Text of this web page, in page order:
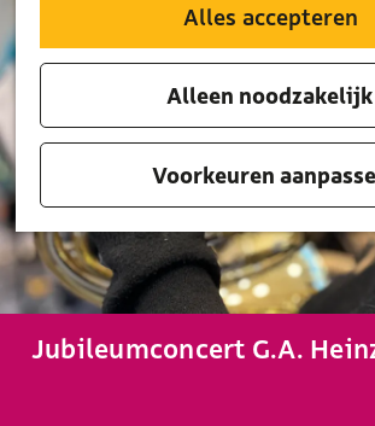
Alles accepteren
Alleen noodzakelijk
Voorkeuren
e
h
m
e
p
a
g
e
Jubileumconcert G.A.